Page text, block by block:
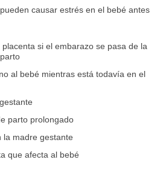
causar estrés en el bebé antes
si el embarazo se pasa de la
al bebé mientras está todavía en el
parto prolongado
la madre gestante
que afecta al bebé